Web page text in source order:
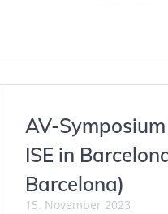
AV-
ISE in
Barcelona)
15. November 2023